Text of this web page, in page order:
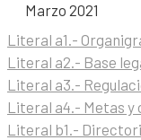
Marzo 2021
Literal a1.-
Literal a2.- Base
Literal a3.-
Literal a4.- Metas
Literal b1.-